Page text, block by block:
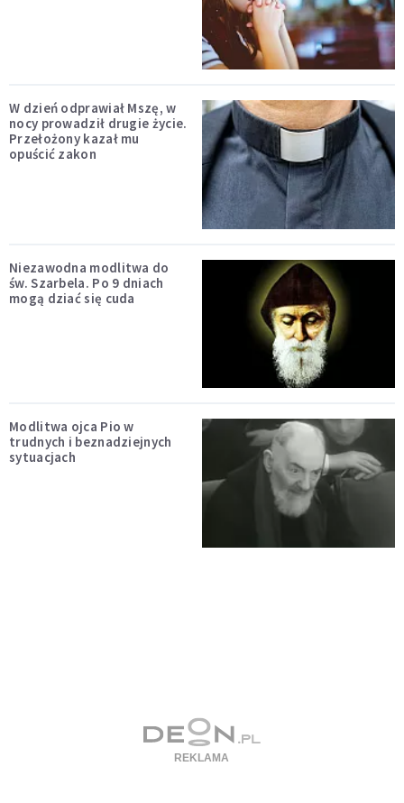
W dzień odprawiał Mszę, w
nocy prowadził drugie życie.
Przełożony kazał mu
opuścić zakon
Niezawodna modlitwa do
św. Szarbela. Po 9 dniach
mogą dziać się cuda
Modlitwa ojca Pio w
trudnych i beznadziejnych
sytuacjach